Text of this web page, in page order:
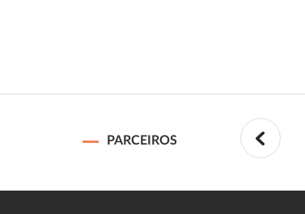
PARCEIROS